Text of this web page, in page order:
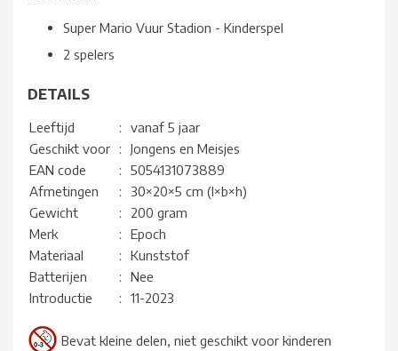
Super Mario Vuur Stadion - Kinderspel
2 spelers
DETAILS
Leeftijd :
vanaf 5 jaar
Geschikt voor
:
Jongens en Meisjes
EAN code
:
5054131073889
Afmetingen
:
30×20×5 cm (l×b×h)
Gewicht
:
200 gram
Merk
:
Epoch
Materiaal
:
Kunststof
Batterijen
:
Nee
Introductie
: 11-2023
Bevat kleine delen, niet geschikt voor kinderen